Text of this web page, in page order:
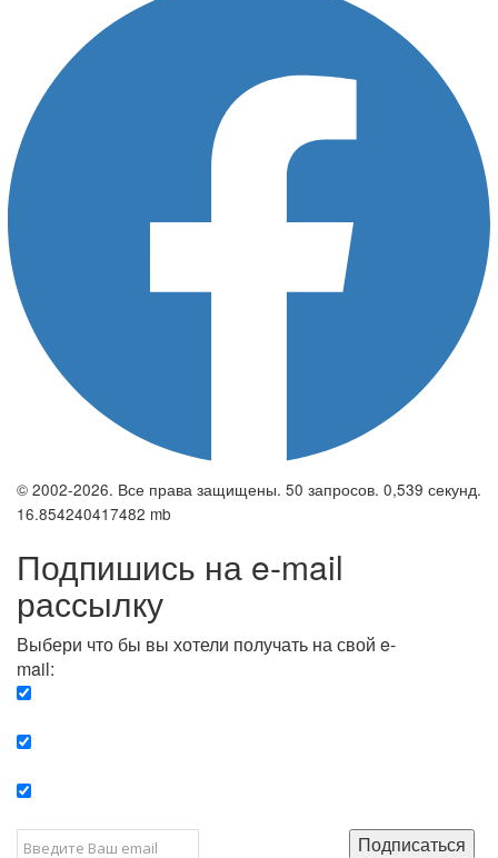
© 2002-2026. Все права защищены. 50 запросов. 0,539 секунд.
16.854240417482 mb
Подпишись на e-mail
рассылку
Выбери что бы вы хотели получать на свой e-
mail:
Подписаться